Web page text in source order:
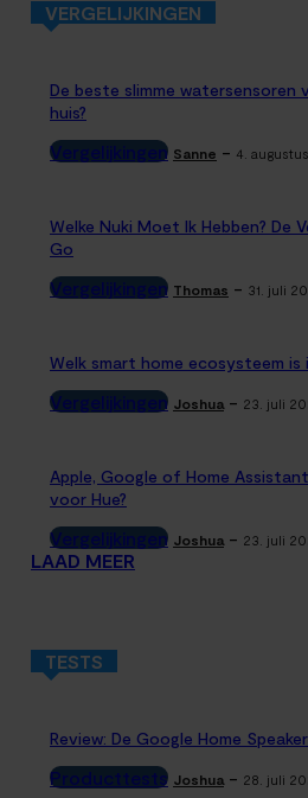
VERGELIJKINGEN
De beste slimme watersensoren
huis?
Vergelijkingen Sanne - 4.
Welke Nuki Moet Ik Hebben? De
Go
Vergelijkingen Thomas - 31. juli
Welk smart home ecosysteem
Vergelijkingen Joshua - 23. juli
Apple, Google of Home
voor Hue?
Vergelijkingen Joshua - 23. juli
LAAD MEER
TESTS
Review: De Google Home
Producttests Joshua - 28. juli